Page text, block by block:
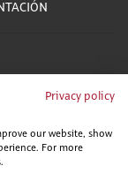
L-V 8:00 - 15:00
Privacy policy
our website, show
For more